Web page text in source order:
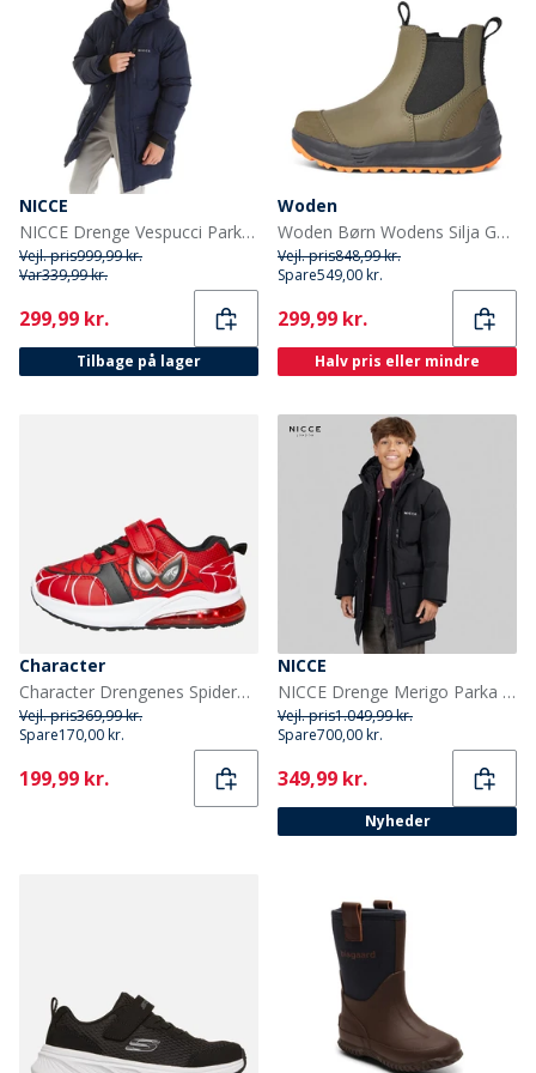
NICCE
NICCE Drenge Vespucci Parka Blå
Vejl. pris999,99 kr.
Var339,99 kr.
Current
299,99 kr.
Tilbage på lager
Woden
Woden Børn Wodens Silja Gummistøvler 295 Dark Olive
Vejl. pris848,99 kr.
Spare549,00 kr.
Current
299,99 kr.
Halv pris eller mindre
Character
Character Drengenes Spiderman Øjne Lys Op Træningssko Røde
Vejl. pris369,99 kr.
Spare170,00 kr.
Current
199,99 kr.
NICCE
NICCE Drenge Merigo Parka Jakke Sort
Vejl. pris1.049,99 kr.
Spare700,00 kr.
Current
349,99 kr.
Nyheder